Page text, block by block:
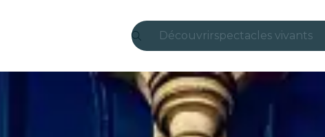
Découvrirspectacles vivants
Candlelight
Londres